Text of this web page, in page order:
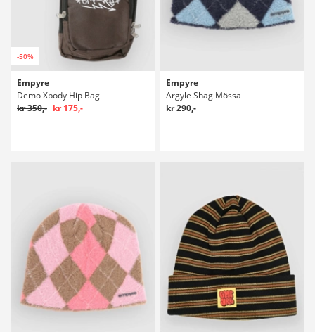
-50%
Empyre
Demo Xbody Hip Bag
kr 350,- kr 175,-
Empyre
Argyle Shag Mössa
kr 290,-